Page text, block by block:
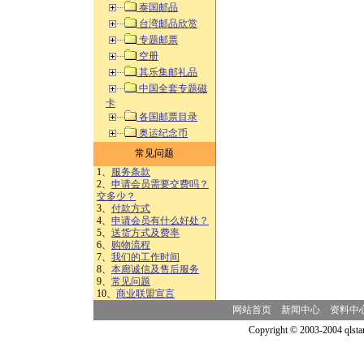
泰国邮品
台湾邮品欣赏
专题邮票
空册
其乐集邮礼品
中国全套专题磁
卡
各国邮票目录
奥运纪念币
常见问题
1、 服务条款
2、 申请会员需要交费吗？
交多少？
3、 付款方式
4、 申请会员有什么好处？
5、 送货方式及费率
6、 购物流程
7、 我们的工作时间
8、 本廊诚信及售后服务
9、 常见问题
10、 商业联盟宣言
网站首页 新闻中心
资料中
Copyright © 2003-2004